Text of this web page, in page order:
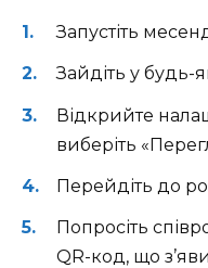
Запустіть
Зайдіть у будь-
Відкрийте
виберіть
Перейдіть до
Попросіть
QR-код, що